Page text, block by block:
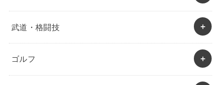
武道・格闘技
ゴルフ